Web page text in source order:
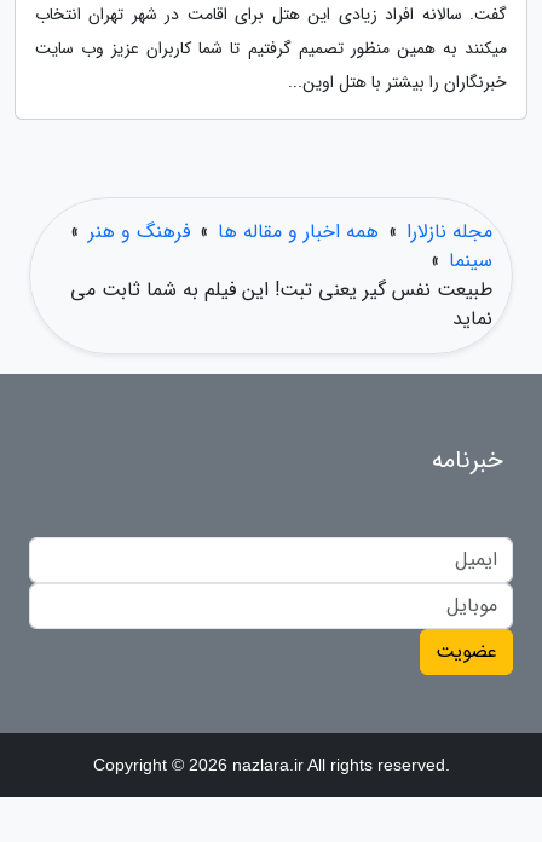
گفت. سالانه افراد زیادی این هتل برای اقامت در شهر تهران انتخاب
میکنند به همین منظور تصمیم گرفتیم تا شما کاربران عزیز وب سایت
خبرنگاران را بیشتر با هتل اوین...
مجله نازلارا » همه اخبار و مقاله ها » فرهنگ و هنر »
سینما »
طبیعت نفس گیر یعنی تبت! این فیلم به شما ثابت می
نماید
خبرنامه
عضویت
Copyright © 2026 nazlara.ir All rights reserved.